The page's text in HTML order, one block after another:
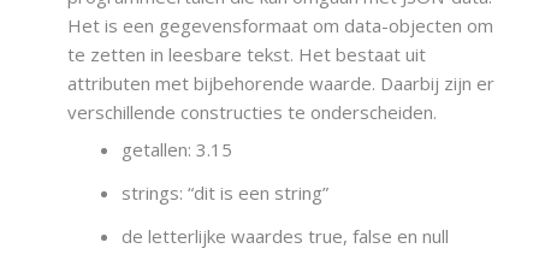
Het is een gegevensformaat om data-objecten om
te zetten in leesbare tekst. Het bestaat uit
attributen met bijbehorende waarde. Daarbij zijn er
verschillende constructies te onderscheiden.
getallen: 3.15
strings: “dit is een string”
de letterlijke waardes true, false en null